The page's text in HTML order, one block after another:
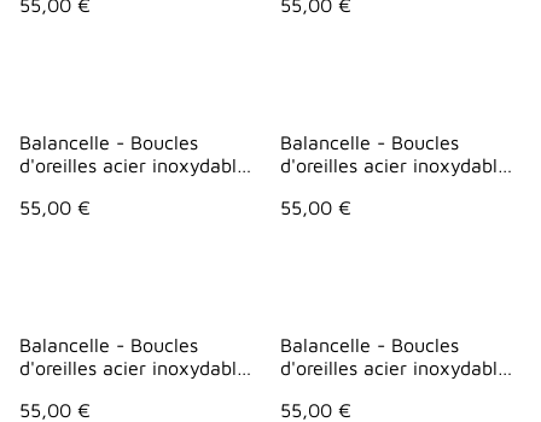
55,00 €
55,00 €
Balancelle - Boucles
d'oreilles acier inoxydable
55,00 €
Balancelle - Boucles
d'oreilles acier inoxydable
55,00 €
Balancelle - Boucles
d'oreilles acier inoxydable
55,00 €
Balancelle - Boucles
d'oreilles acier inoxydable
55,00 €